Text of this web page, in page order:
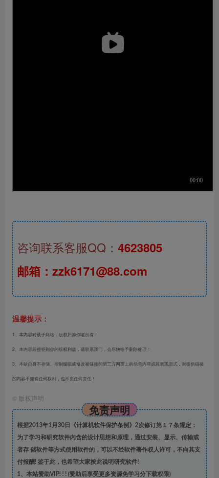
咨询联系客服QQ： 4623805
邮箱：zzk6171@88.com
温馨提示：
1、本内容转载于网络，版权归原作者所有！
2、本内容若侵犯到你的版权利益，请联系我们，会尽快给予删除处理！
3、本站自身不存储、控制编辑或修改被链接的第三方网页上的信息内容或其表现形式，对提供链接
的内容不拥有任何权利，也不负任何责任！
© 版权声明
免责声明
根据2013年1月30日《计算机软件保护条例》2次修订第１７条规定：
为了学习和研究软件内含的设计思想和原理，通过安装、显示、传输或
者存 储软件等方式使用软件的，可以不经软件著作权人许可，不向其支
付报酬! 鉴于此，也希望大家按此说明研究软件!
1、本站赞助VIP! ! ! (赞助后享受更多资源免学习分下载权限)